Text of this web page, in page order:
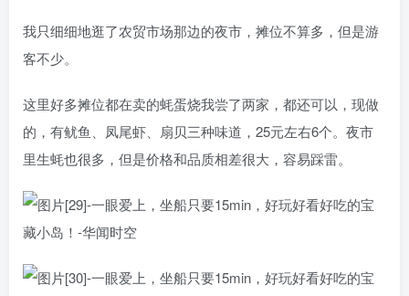
我只细细地逛了农贸市场那边的夜市，摊位不算多，但是游
客不少。
这里好多摊位都在卖的蚝蛋烧我尝了两家，都还可以，现做
的，有鱿鱼、凤尾虾、扇贝三种味道，25元左右6个。夜市
里生蚝也很多，但是价格和品质相差很大，容易踩雷。